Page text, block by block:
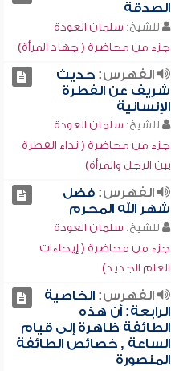
الصدقة
للشيخ: سلمان العودة
جزء من محاضرة ( جهاد المرأة)
الفهرس:حديث
شريف عن الفطرة
الإنسانية
للشيخ: سلمان العودة
جزء من محاضرة ( نداء الفطرة
بين الرجل والمرأة)
الفهرس:فضل
شهر الله المحرم
للشيخ: سلمان العودة
جزء من محاضرة ( إيحاءات
العام الجديد)
الفهرس:الخاصية
الرابعة: أن هذه
الطائفة ظاهرة إلى قيام
الساعة , خصائص الطائفة
المنصورة